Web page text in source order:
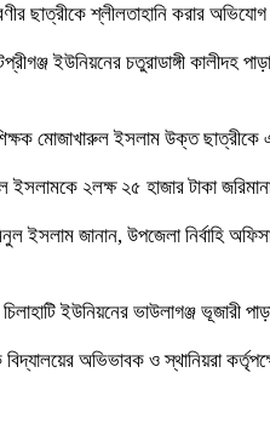
ছাত্রীকে শ্লীলতাহানি করার
ইউনিয়নের চতুরাডাঙ্গী কালীদহ
মোজাখারুল ইসলাম উক্ত ছাত্রীকে
২লক্ষ ২৫ হাজার টাকা
ইসলাম জানান, উপজেলা নির্বাহি
ইউনিয়নের ভাউলাগঞ্জ ভূজারী
বিদ্যালয়ের অভিভাবক ও স্থানিয়রা